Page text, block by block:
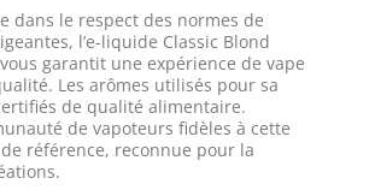
dans le respect des normes de
l’e-liquide Classic Blond
garantit une expérience de vape
Les arômes utilisés pour sa
de qualité alimentaire.
de vapoteurs fidèles à cette
référence, reconnue pour la